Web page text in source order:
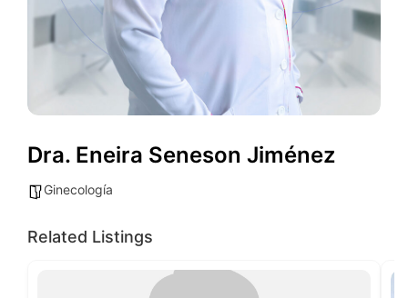
Dra. Eneira Seneson Jiménez
Ginecología
Related Listings